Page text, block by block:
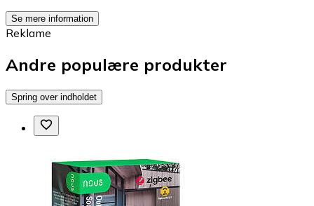
Se mere information
Reklame
Andre populære produkter
Spring over indholdet